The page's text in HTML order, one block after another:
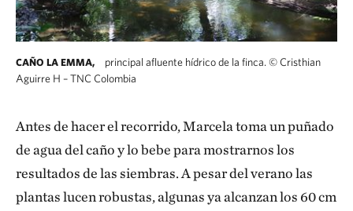
CAÑO LA EMMA, principal afluente hídrico de la finca. ©Cristhian
Aguirre H – TNC Colombia
Antes de hacer el recorrido, Marcela toma un puñado
de agua del caño y lo bebe para mostrarnos los
resultados de las siembras. A pesar del verano las
plantas lucen robustas, algunas ya alcanzan los 60 cm